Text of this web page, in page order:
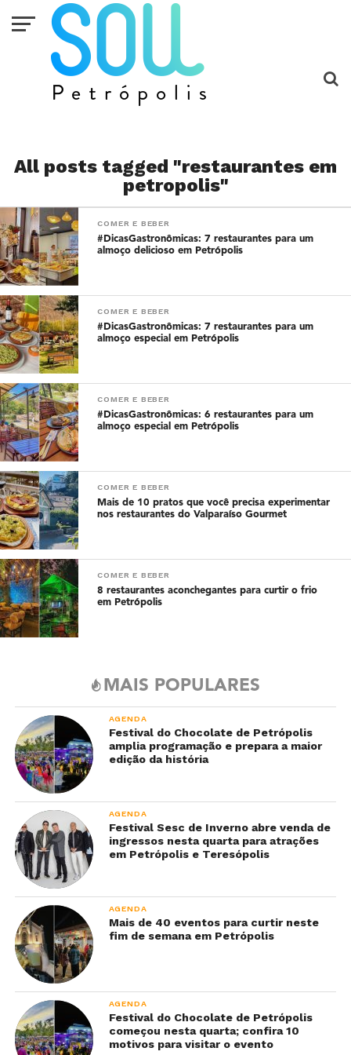
All posts tagged "restaurantes em
petropolis"
COMER E BEBER
#DicasGastronômicas: 7 restaurantes para um
almoço delicioso em Petrópolis
COMER E BEBER
#DicasGastronômicas: 7 restaurantes para um
almoço especial em Petrópolis
COMER E BEBER
#DicasGastronômicas: 6 restaurantes para um
almoço especial em Petrópolis
COMER E BEBER
Mais de 10 pratos que você precisa experimentar
nos restaurantes do Valparaíso Gourmet
COMER E BEBER
8 restaurantes aconchegantes para curtir o frio
em Petrópolis
MAIS POPULARES
AGENDA
Festival do Chocolate de Petrópolis
amplia programação e prepara a maior
edição da história
AGENDA
Festival Sesc de Inverno abre venda de
ingressos nesta quarta para atrações
em Petrópolis e Teresópolis
AGENDA
Mais de 40 eventos para curtir neste
fim de semana em Petrópolis
AGENDA
Festival do Chocolate de Petrópolis
começou nesta quarta; confira 10
motivos para visitar o evento